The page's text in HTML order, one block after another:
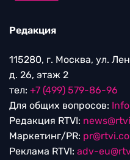
Редакция
115280, г. Москва, ул.
д. 26, этаж 2
тел: +7 (499) 579-86-96
Для общих вопросов:
Редакция RTVI:
Маркетинг/PR:
Реклама RTVI: adv-